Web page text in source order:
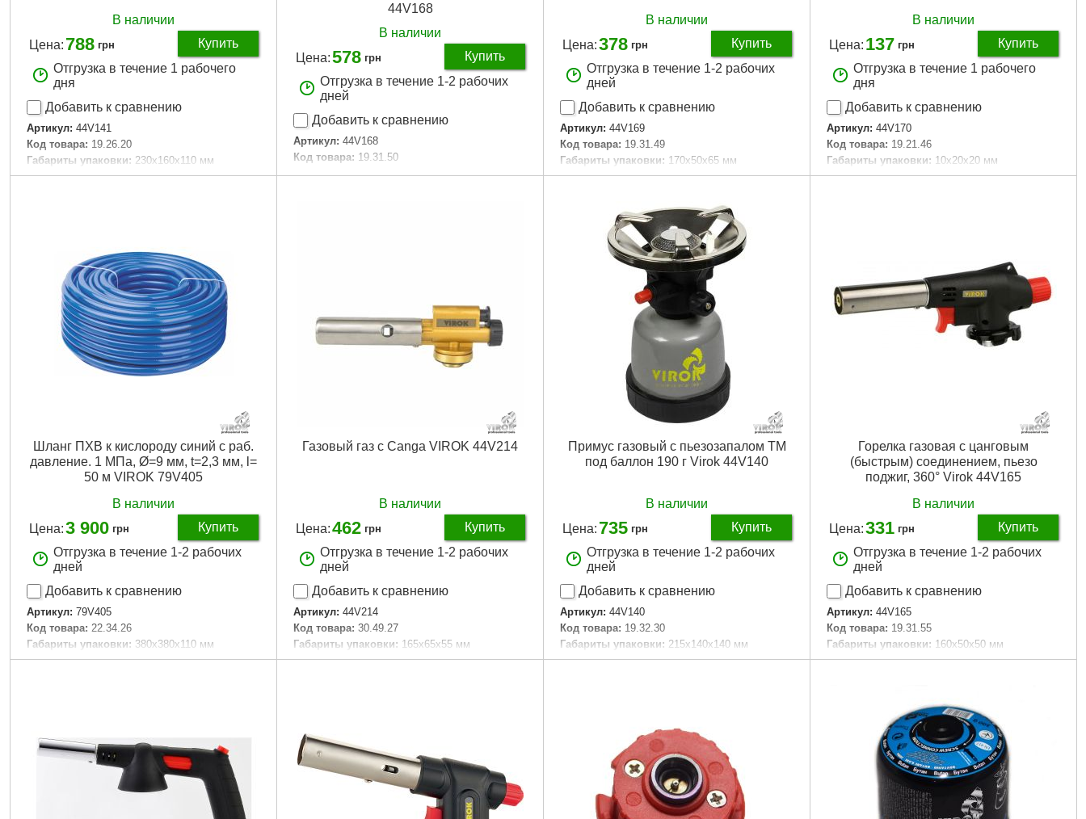
В наличии
Цена: 788 грн
Купить
Отгрузка в течение 1 рабочего
дня
Добавить к сравнению
Артикул: 44V141
Код товара: 19.26.20
Габариты упаковки: 230x160x110 мм
Вес брутто: 680 г
44V168
В наличии
Цена:578 грн
Купить
Отгрузка в течение 1-2 рабочих
дней
Добавить к сравнению
Артикул: 44V168
Код товара: 19.31.50
Габариты упаковки: 150x70x40 мм
В наличии
Цена:378 грн
Купить
Отгрузка в течение 1-2 рабочих
дней
Добавить к сравнению
Артикул: 44V169
Код товара: 19.31.49
Габариты упаковки: 170x50x65 мм
Вес брутто: 190 г
Подробнее...
В наличии
Цена: 137 грн
Купить
Отгрузка в течение 1 рабочего
дня
Добавить к сравнению
Артикул: 44V170
Код товара: 19.21.46
Габариты упаковки: 10x20x20 мм
Вес брутто: 45 г
Шланг ПХВ к кислороду синий с раб.
давление. 1 МПа, Ø=9 мм, t=2,3 мм, l=
50 м VIROK 79V405
В наличии
Цена:3 900 грн
Купить
Отгрузка в течение 1-2 рабочих
дней
Добавить к сравнению
Артикул: 79V405
Код товара: 22.34.26
Габариты упаковки: 380x380x110 мм
Вес брутто: 57 г
Газовый газ с Canga VIROK 44V214
В наличии
Цена:462 грн
Купить
Отгрузка в течение 1-2 рабочих
дней
Добавить к сравнению
Артикул: 44V214
Код товара: 30.49.27
Габариты упаковки: 165x65x55 мм
Вес брутто: 245 г
Примус газовый с пьезозапалом TM
под баллон 190 г Virok 44V140
В наличии
Цена: 735 грн
Купить
Отгрузка в течение 1-2 рабочих
дней
Добавить к сравнению
Артикул: 44V140
Код товара: 19.32.30
Габариты упаковки: 215x140x140 мм
Вес брутто: 709 г
Горелка газовая с цанговым
(быстрым) соединением, пьезо
поджиг, 360° Virok 44V165
В наличии
Цена:331 грн
Купить
Отгрузка в течение 1-2 рабочих
дней
Добавить к сравнению
Артикул: 44V165
Код товара: 19.31.55
Габариты упаковки: 160x50x50 мм
Вес брутто: 100 г